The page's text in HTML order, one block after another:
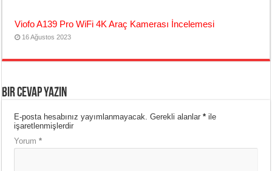
Viofo A139 Pro WiFi 4K Araç Kamerası İncelemesi
16 Ağustos 2023
Bir cevap yazın
E-posta hesabınız yayımlanmayacak. Gerekli alanlar* ile
işaretlenmişlerdir
Yorum*